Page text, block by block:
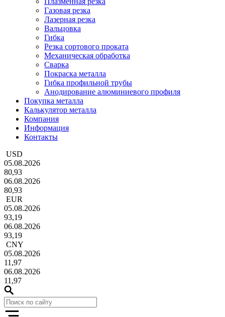
Газовая резка
Лазерная резка
Вальцовка
Гибка
Резка сортового проката
Механическая обработка
Сварка
Покраска металла
Гибка профильной трубы
Анодирование алюминиевого профиля
Покупка металла
Калькулятор металла
Компания
Информация
Контакты
USD
05.08.2026
80,93
06.08.2026
80,93
EUR
05.08.2026
93,19
06.08.2026
93,19
CNY
05.08.2026
11,97
06.08.2026
11,97